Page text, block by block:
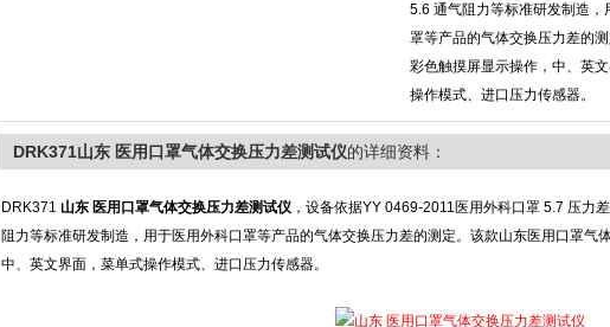
5.6 通气阻力等标准研发制造，
罩等产品的气体交换压力差的
彩色触摸屏显示操作，中、英
操作模式、进口压力传感器。
DRK371山东 医用口罩气体交换压力差测试仪的详细资料：
DRK371 山东 医用口罩气体交换压力差测试仪 ，设备依据YY 0469-2011医用外科口罩 5.7 压力
阻力等标准研发制造，用于医用外科口罩等产品的气体交换压力差的测定。该款山东医用口罩气
中、英文界面，菜单式操作模式、进口压力传感器。